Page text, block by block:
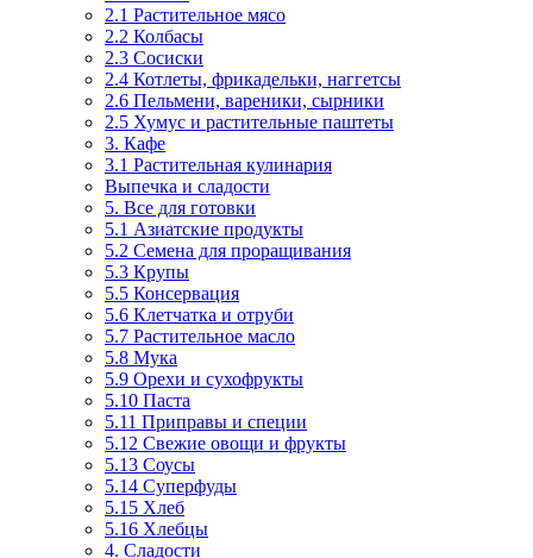
2.1 Растительное мясо
2.2 Колбасы
2.3 Сосиски
2.4 Котлеты, фрикадельки, наггетсы
2.6 Пельмени, вареники, сырники
2.5 Хумус и растительные паштеты
3. Кафе
3.1 Растительная кулинария
Выпечка и сладости
5. Все для готовки
5.1 Азиатские продукты
5.2 Семена для проращивания
5.3 Крупы
5.5 Консервация
5.6 Клетчатка и отруби
5.7 Растительное масло
5.8 Мука
5.9 Орехи и сухофрукты
5.10 Паста
5.11 Приправы и специи
5.12 Свежие овощи и фрукты
5.13 Соусы
5.14 Суперфуды
5.15 Хлеб
5.16 Хлебцы
4. Сладости